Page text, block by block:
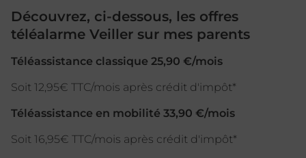
Découvrez, ci-dessous, les offres
téléalarme Veiller sur mes parents
Téléassistance classique 25,90 €/mois
Soit 12,95€ TTC/mois après crédit d'impôt*
Téléassistance en mobilité 33,90 €/mois
Soit 16,95€ TTC/mois après crédit d'impôt*